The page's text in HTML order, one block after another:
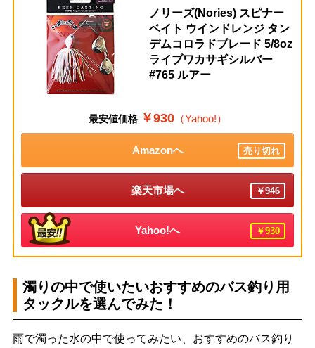
ノリーズ(Nories) スピナー
ベイト ウインドレンジ タン
デムコロラドブレード 5/8oz
ライブワカサギシルバー
#765 ルアー
最安値価格 ￥930（Yahoo!）
Amazonへ 売り切れ
楽天市場へ ￥946
Yahoo!へ ￥930
濁りの中で使いたいおすすめのバス釣り用
タックルを選んでみた！
雨で濁った水の中で使ってみたい、おすすめのバス釣り